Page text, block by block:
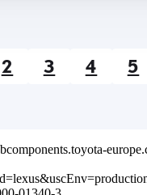
page
2 3 4 5